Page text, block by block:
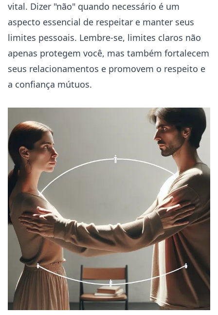
vital. Dizer "não" quando necessário é um
aspecto essencial de respeitar e manter seus
limites pessoais. Lembre-se, limites claros não
apenas protegem você, mas também fortalecem
seus relacionamentos e promovem o respeito e
a confiança mútuos.